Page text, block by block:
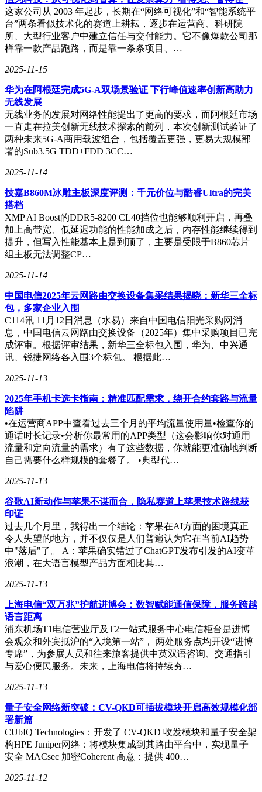
集型或高流量网站则建议从32GB起步，并确保使用ECC内
存。硬盘方面，SSD是必选，NVMe SSD则更佳，其I/O性能
远超传统HDD，对网站加载速度和数据库响应有着决定性影
响。对于有价值数据的业务，建议配置RAID阵列，以保护数
据安全并提升磁盘性能。
独享带宽，确保资源充分利用。对于CN2线路，由于其成本较
高，带宽大小需根据业务流量进行规划。中小型网站，10-
20Mbps的CN2 GIA带宽已足够提供出色体验；而流量密集型
应用，如图片站、下载站，则需更高带宽。此时，需仔细评估
带宽成本，确保性价比最优。
认服务商是否提供7x24小时技术支持，并是否支持中文服务。
是否为国际知名的Tier III+级别数据中心，以确保其电力、制
冷和物理安全的可靠性。还需查看服务商承诺的网络在线率
（Uptime），通常应在99.9%以上，并了解未达到承诺时的补
偿政策。通过IDC评测网站、技术论坛等渠道，了解服务商的
真实用户口碑和历史，也是选择服务商时不可或缺的一环。
像专家一样，穿透市场迷雾，找到那台能够稳定、高速地承载
业务，并助力我们开拓中国大陆市场的CN2线路日本独立服务
器。
这家公司从 2003 年起步，长期在“网络可视化”和“智能系统平
台”两条看似技术化的赛道上耕耘，逐步在运营商、科研院
所、大型行业客户中建立信任与交付能力。它不像爆款公司那
样靠一款产品跑路，而是靠一条条项目、…
2025-11-15
华为在阿根廷完成5G-A双场景验证 下行峰值速率创新高助力
无线发展
无线业务的发展对网络性能提出了更高的要求，而阿根廷市场
一直走在拉美创新无线技术探索的前列，本次创新测试验证了
两种未来5G-A商用载波组合，包括覆盖更强，更易大规模部
署的Sub3.5G TDD+FDD 3CC…
2025-11-14
技嘉B860M冰雕主板深度评测：千元价位与酷睿Ultra的完美
搭档
XMP AI Boost的DDR5-8200 CL40挡位也能够顺利开启，再叠
加上高带宽、低延迟功能的性能加成之后，内存性能继续得到
提升，但写入性能基本上是到顶了，主要是受限于B860芯片
组主板无法调整CP…
2025-11-14
中国电信2025年云网路由交换设备集采结果揭晓：新华三全标
包，多家企业入围
C114讯 11月12日消息（水易）来自中国电信阳光采购网消
息，中国电信云网路由交换设备（2025年）集中采购项目已完
成评审。根据评审结果，新华三全标包入围，华为、中兴通
讯、锐捷网络各入围3个标包。 根据此…
2025-11-13
2025年手机卡选卡指南：精准匹配需求，绕开合约套路与流量
陷阱
•在运营商APP中查看过去三个月的平均流量使用量•检查你的
通话时长记录•分析你最常用的APP类型（这会影响你对通用
流量和定向流量的需求）有了这些数据，你就能更准确地判断
自己需要什么样规模的套餐了。 •典型代…
2025-11-13
谷歌AI新动作与苹果不谋而合，隐私赛道上苹果技术路线获
印证
过去几个月里，我得出一个结论：苹果在AI方面的困境真正
令人失望的地方，并不仅仅是人们普遍认为它在当前AI趋势
中"落后"了。 A：苹果确实错过了ChatGPT发布引发的AI变革
浪潮，在大语言模型产品方面相比其…
2025-11-13
上海电信“双万兆”护航进博会：数智赋能通信保障，服务跨越
语言距离
浦东机场T1电信营业厅及T2一站式服务中心电信柜台是进博
会观众和外宾抵沪的“入境第一站”， 两处服务点均开设“进博
专席”，为参展人员和往来旅客提供中英双语咨询、交通指引
与爱心便民服务。未来，上海电信将持续夯…
2025-11-13
量子安全网络新突破：CV-QKD可插拔模块开启高效规模化部
署新篇
CUbIQ Technologies：开发了 CV-QKD 收发模块和量子安全架
构HPE Juniper网络：将模块集成到其路由平台中，实现量子
安全 MACsec 加密Coherent 高意：提供 400…
2025-11-12